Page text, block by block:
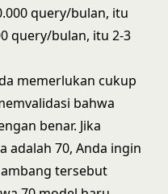
query/bulan, itu
query/bulan, itu 2-3
memerlukan cukup
bahwa
benar. Jika
adalah 70, Anda ingin
tersebut